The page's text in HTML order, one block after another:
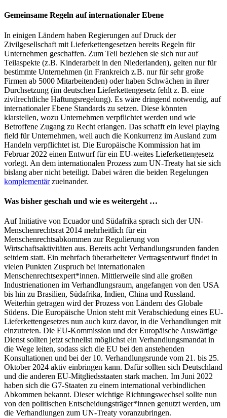
Gemeinsame Regeln auf internationaler Ebene
In einigen Ländern haben Regierungen auf Druck der
Zivilgesellschaft mit Lieferkettengesetzen bereits Regeln für
Unternehmen geschaffen. Zum Teil beziehen sie sich nur auf
Teilaspekte (z.B. Kinderarbeit in den Niederlanden), gelten nur für
bestimmte Unternehmen (in Frankreich z.B. nur für sehr große
Firmen ab 5000 Mitarbeitenden) oder haben Schwächen in ihrer
Durchsetzung (im deutschen Lieferkettengesetz fehlt z. B. eine
zivilrechtliche Haftungsregelung). Es wäre dringend notwendig, auf
internationaler Ebene Standards zu setzen. Diese könnten
klarstellen, wozu Unternehmen verpflichtet werden und wie
Betroffene Zugang zu Recht erlangen. Das schafft ein level playing
field für Unternehmen, weil auch die Konkurrenz im Ausland zum
Handeln verpflichtet ist. Die Europäische Kommission hat im
Februar 2022 einen Entwurf für ein EU-weites Lieferkettengesetz
vorlegt. An dem internationalen Prozess zum UN-Treaty hat sie sich
bislang aber nicht beteiligt. Dabei wären die beiden Regelungen
komplementärzueinander.
Was bisher geschah und wie es weitergeht …
Auf Initiative von Ecuador und Südafrika sprach sich der UN-
Menschenrechtsrat 2014 mehrheitlich für ein
Menschenrechtsabkommen zur Regulierung von
Wirtschaftsaktivitäten aus. Bereits acht Verhandlungsrunden fanden
seitdem statt. Ein mehrfach überarbeiteter Vertragsentwurf findet in
vielen Punkten Zuspruch bei internationalen
Menschenrechtsexpert*innen. Mittlerweile sind alle großen
Industrienationen im Verhandlungsraum, angefangen von den USA
bis hin zu Brasilien, Südafrika, Indien, China und Russland.
Weiterhin getragen wird der Prozess von Ländern des Globale
Südens. Die Europäische Union steht mit Verabschiedung eines EU-
Lieferkettengesetzes nun auch kurz davor, in die Verhandlungen mit
einzutreten. Die EU-Kommission und der Europäische Auswärtige
Dienst sollten jetzt schnellst möglichst ein Verhandlungsmandat in
die Wege leiten, sodass sich die EU bei den anstehenden
Konsultationen und bei der 10. Verhandlungsrunde vom 21. bis 25.
Oktober 2024 aktiv einbringen kann. Dafür sollten sich Deutschland
und die anderen EU-Mitgliedsstaaten stark machen. Im Juni 2022
haben sich die G7-Staaten zu einem international verbindlichen
Abkommen bekannt. Dieser wichtige Richtungswechsel sollte nun
von den politischen Entscheidungsträger*innen genutzt werden, um
die Verhandlungen zum UN-Treaty voranzubringen.